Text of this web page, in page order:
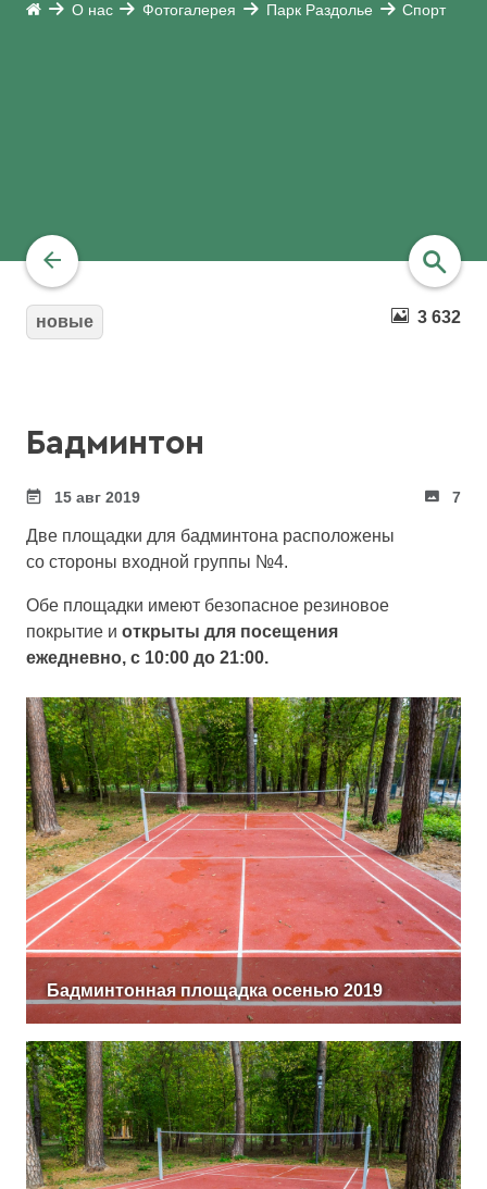
О нас Фотогалерея Парк Раздолье Спорт
3 632
новые
Бадминтон
15 авг 2019 7
Две площадки для бадминтона расположены
со стороны входной группы №4.
Обе площадки имеют безопасное резиновое
покрытие и открыты для посещения
ежедневно, с 10:00 до 21:00.
Бадминтонная площадка осенью 2019